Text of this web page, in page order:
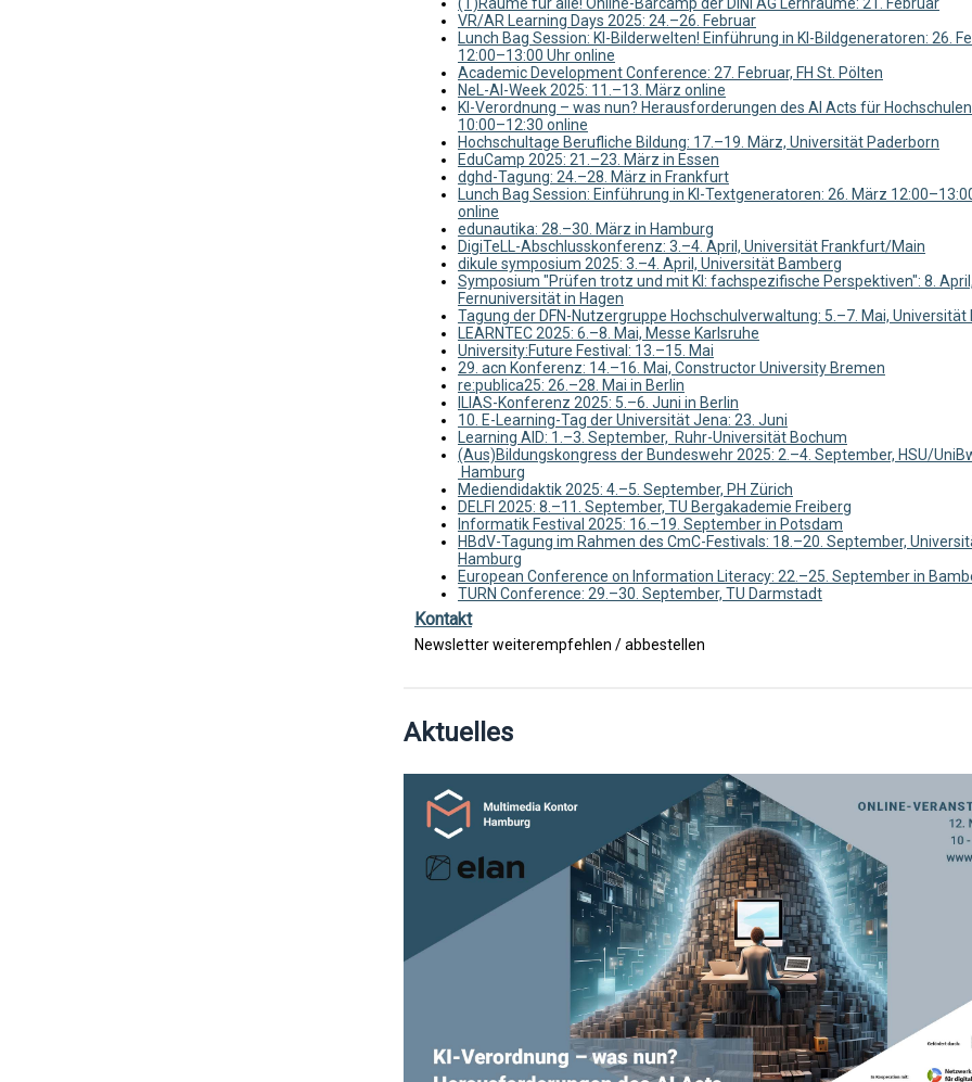
VR/AR Learning Days 2025: 24.–26. Februar
Lunch Bag Session: KI-Bilderwelten! Einführung in KI-Bildgeneratoren: 26.
12:00–13:00 Uhr online
Academic Development Conference: 27. Februar, FH St. Pölten
NeL-AI-Week 2025: 11.–13. März online
KI-Verordnung – was nun? Herausforderungen des AI Acts für
10:00–12:30 online
Hoch­schul­ta­ge Be­ruf­li­che Bil­dung: 17.–19. März, Universität Paderborn
EduCamp 2025: 21.–23. März in Essen
dghd-Tagung: 24.–28. März in Frankfurt
Lunch Bag Session: Einführung in KI-Textgeneratoren: 26. März
online
edunautika: 28.–30. März in Hamburg
DigiTeLL-Abschlusskonferenz: 3.–4. April, Universität Frankfurt/Main
dikule symposium 2025: 3.–4. April, Universität Bamberg
Symposium "Prüfen trotz und mit KI: fachspezifische Perspektiven": 8.
Fernuniversität in Hagen
Tagung der DFN-Nutzergruppe Hochschulverwaltung: 5.–7. Mai, Universität
LEARNTEC 2025: 6.–8. Mai, Messe Karlsruhe
University:Future Festival: 13.–15. Mai
29. acn Konferenz: 14.–16. Mai, Constructor University Bremen
re:publica25: 26.–28. Mai in Berlin
ILIAS-Konferenz 2025: 5.–6. Juni in Berlin
10. E-Learning-Tag der Universität Jena: 23. Juni
Learning AID: 1.–3. September, Ruhr-Universität Bochum
(Aus)Bildungskongress der Bundeswehr 2025: 2.–4. September, HSU/
Hamburg
Mediendidaktik 2025: 4.–5. September, PH Zürich
DELFI 2025: 8.–11. September, TU Bergakademie Freiberg
Informatik Festival 2025: 16.–19. September in Potsdam
HBdV-Tagung im Rahmen des CmC-Festivals: 18.–20. September,
Hamburg
European Conference on Information Literacy: 22.–25. September in
TURN Conference: 29.–30. September, TU Darmstadt
Kontakt
Newsletter weiterempfehlen / abbestellen
Aktuelles